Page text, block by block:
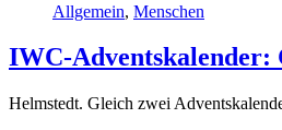
Allgemein, Menschen
IWC-Adventskalender:
Helmstedt. Gleich zwei